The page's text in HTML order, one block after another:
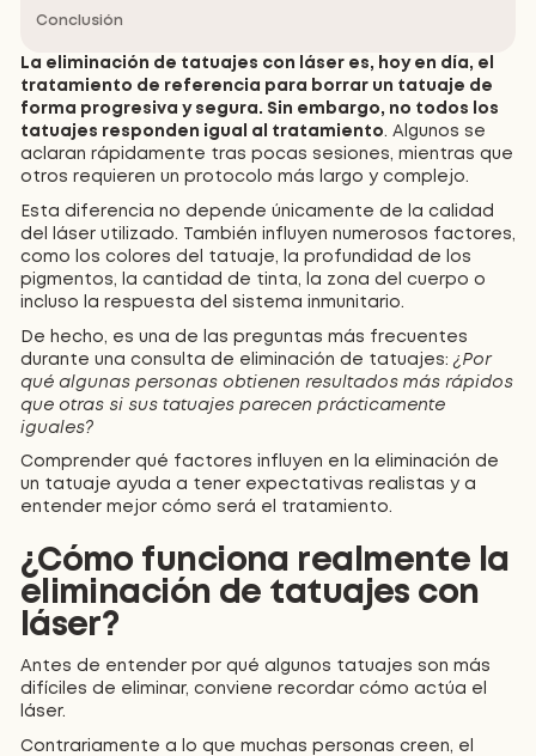
La eliminación de tatuajes con láser es, hoy en día, el
tratamiento de referencia para borrar un tatuaje de
forma progresiva y segura. Sin embargo, no todos los
tatuajes responden igual al tratamiento. Algunos se
aclaran rápidamente tras pocas sesiones, mientras que
otros requieren un protocolo más largo y complejo.
Esta diferencia no depende únicamente de la calidad
del láser utilizado. También influyen numerosos factores,
como los colores del tatuaje, la profundidad de los
pigmentos, la cantidad de tinta, la zona del cuerpo o
incluso la respuesta del sistema inmunitario.
De hecho, es una de las preguntas más frecuentes
durante una consulta de eliminación de tatuajes: ¿Por
qué algunas personas obtienen resultados más rápidos
que otras si sus tatuajes parecen prácticamente
iguales?
Comprender qué factores influyen en la eliminación de
un tatuaje ayuda a tener expectativas realistas y a
entender mejor cómo será el tratamiento.
¿Cómo funciona realmente la
eliminación de tatuajes con
láser?
Antes de entender por qué algunos tatuajes son más
difíciles de eliminar, conviene recordar cómo actúa el
láser.
Contrariamente a lo que muchas personas creen, el
Conclusión